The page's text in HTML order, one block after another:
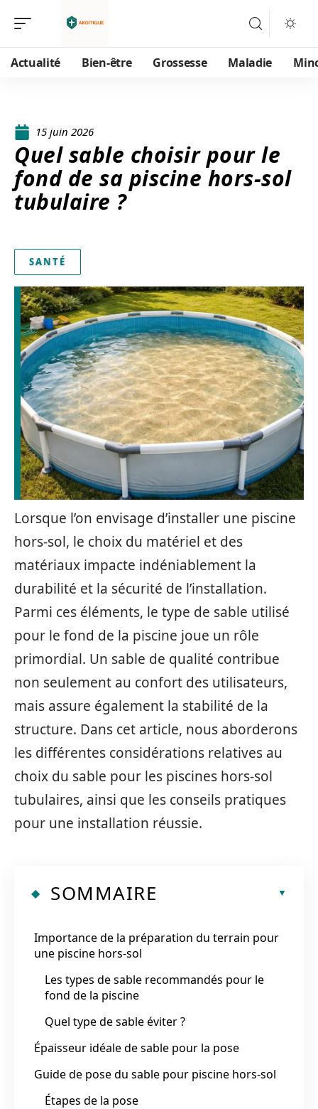
Actualité Bien-être Grossesse Maladie
15 juin 2026
Quel sable choisir pour le
fond de sa piscine hors-sol
tubulaire ?
SANTÉ
Lorsque l’on envisage d’installer une piscine
hors-sol, le choix du matériel et des
matériaux impacte indéniablement la
durabilité et la sécurité de l’installation.
Parmi ces éléments, le type de sable utilisé
pour le fond de la piscine joue un rôle
primordial. Un sable de qualité contribue
non seulement au confort des utilisateurs,
mais assure également la stabilité de la
structure. Dans cet article, nous aborderons
les différentes considérations relatives au
choix du sable pour les piscines hors-sol
tubulaires, ainsi que les conseils pratiques
pour une installation réussie.
SOMMAIRE
Importance de la préparation du terrain pour
une piscine hors-sol
Les types de sable recommandés pour le
fond de la piscine
Quel type de sable éviter ?
Épaisseur idéale de sable pour la pose
Guide de pose du sable pour piscine hors-sol
Étapes de la pose